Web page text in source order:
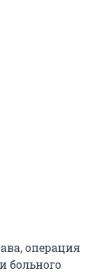
операция
больного